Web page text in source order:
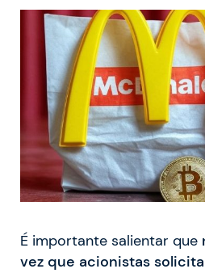
É importante salientar que
vez que acionistas